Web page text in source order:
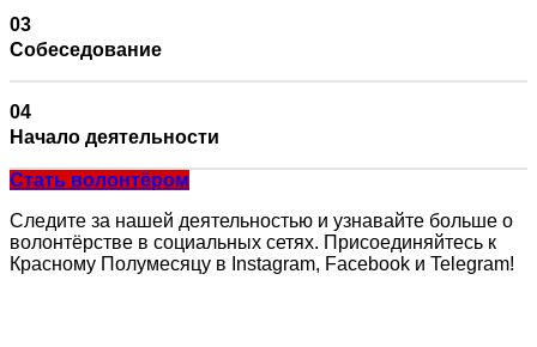
Собеседование
Начало деятельности
Стать волонтёром
Следите за нашей деятельностью и узнавайте больше о
волонтёрстве в социальных сетях. Присоединяйтесь к
Красному Полумесяцу в Instagram, Facebook и Telegram!